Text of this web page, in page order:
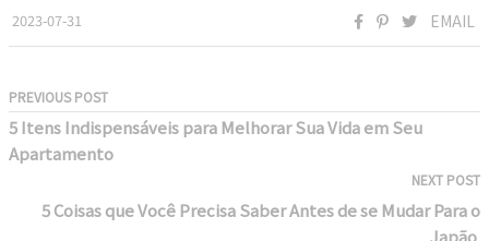
2023-07-31 EMAIL
PREVIOUS POST
5 Itens Indispensáveis para Melhorar Sua Vida em Seu
Apartamento
NEXT POST
5 Coisas que Você Precisa Saber Antes de se Mudar Para o
Japão